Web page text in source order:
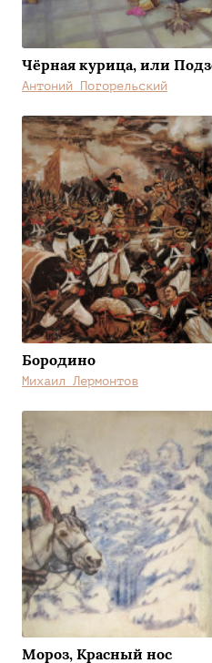
Чёрная курица, или
Антоний Погорельский
Бородино
Михаил Лермонтов
Мороз, Красный нос